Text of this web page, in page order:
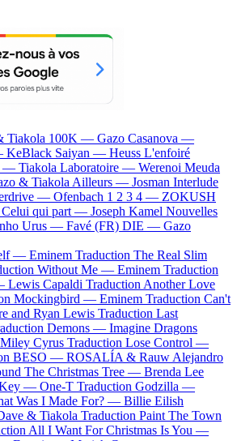
Tiakola 100K — Gazo Casanova —
KeBlack Saiyan — Heuss L'enfoiré
— Tiakola Laboratoire — Werenoi Meuda
& Tiakola Ailleurs — Josman Interlude
— Ofenbach 1 2 3 4 — ZOKUSH
Celui qui part — Joseph Kamel Nouvelles
Urus — Favé (FR) DIE — Gazo
— Eminem Traduction The Real Slim
Without Me — Eminem Traduction
Lewis Capaldi Traduction Another Love
Mockingbird — Eminem Traduction Can't
and Ryan Lewis Traduction Last
Demons — Imagine Dragons
Miley Cyrus Traduction Lose Control —
BESO — ROSALÍA & Rauw Alejandro
The Christmas Tree — Brenda Lee
Key — One-T Traduction Godzilla —
Was I Made For? — Billie Eilish
& Tiakola Traduction Paint The Town
All I Want For Christmas Is You —